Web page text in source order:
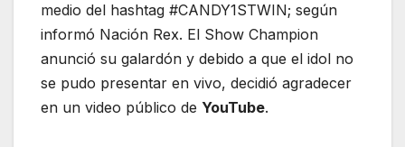
medio del hashtag #CANDY1STWIN; según
informó Nación Rex. El Show Champion
anunció su galardón y debido a que el idol no
se pudo presentar en vivo, decidió agradecer
en un video público de YouTube.